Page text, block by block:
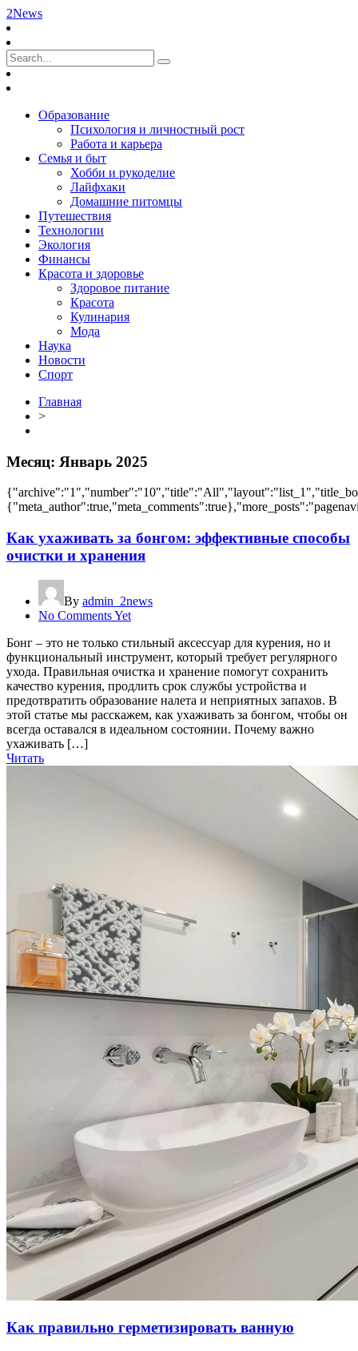
2News
Образование
Психология и личностный рост
Работа и карьера
Семья и быт
Хобби и рукоделие
Лайфхаки
Домашние питомцы
Путешествия
Технологии
Экология
Финансы
Красота и здоровье
Здоровое питание
Красота
Кулинария
Мода
Наука
Новости
Спорт
Главная
>
Месяц: Январь 2025
Как ухаживать за бонгом: эффективные способы
очистки и хранения
By admin_2news
No Comments Yet
Бонг – это не только стильный аксессуар для курения, но и
функциональный инструмент, который требует регулярного
ухода. Правильная очистка и хранение помогут сохранить
качество курения, продлить срок службы устройства и
предотвратить образование налета и неприятных запахов. В
этой статье мы расскажем, как ухаживать за бонгом, чтобы он
всегда оставался в идеальном состоянии. Почему важно
ухаживать […]
Читать
Как правильно герметизировать ванную